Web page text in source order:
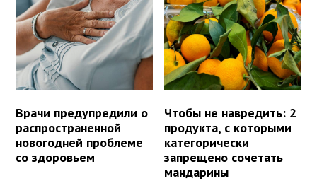
Врачи предупредили о
распространенной
новогодней проблеме
со здоровьем
Чтобы не навредить: 2
продукта, с которыми
категорически
запрещено сочетать
мандарины